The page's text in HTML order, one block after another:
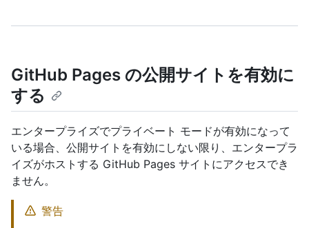
GitHub Pages の公開サイトを有効に
する
エンタープライズでプライベート モードが有効になって
いる場合、公開サイトを有効にしない限り、エンタープラ
イズがホストする GitHub Pages サイトにアクセスでき
ません。
警告